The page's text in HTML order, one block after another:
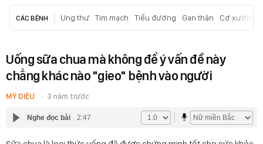
CÁC BỆNH Ung thư Tim mạch Tiểu đường Gan thận Cơ xương
Uống sữa chua mà không để ý vấn đề này
chẳng khác nào "gieo" bệnh vào người
MỸ DIỆU 3 năm trước
Nghe đọc bài 2:47